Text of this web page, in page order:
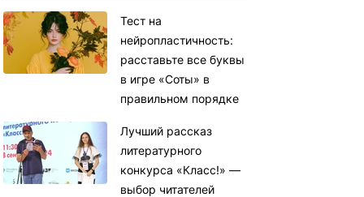
Тест на
нейропластичность:
расставьте все буквы
в игре «Соты» в
правильном порядке
Лучший рассказ
литературного
конкурса «Класс!» —
выбор читателей